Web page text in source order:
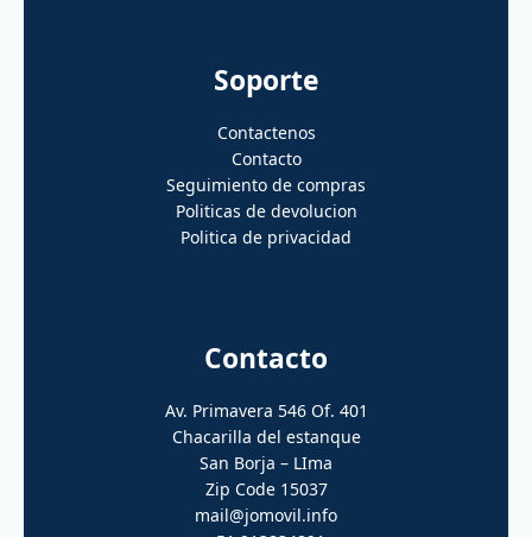
Soporte
Contactenos
Contacto
Seguimiento de compras
Politicas de devolucion
Politica de privacidad
Contacto
Av. Primavera 546 Of. 401
Chacarilla del estanque
San Borja – LIma
Zip Code 15037
mail@jomovil.info